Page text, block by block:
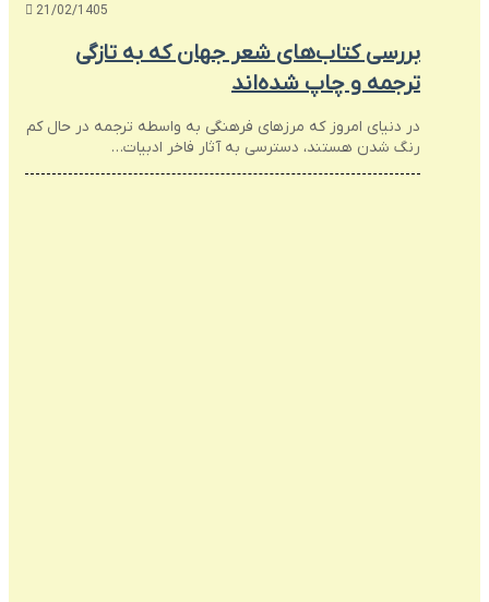
21/02/1405
بررسی کتاب‌های شعر جهان که به تازگی
ترجمه و چاپ شده‌اند
در دنیای امروز که مرزهای فرهنگی به واسطه ترجمه در حال کم
رنگ شدن هستند، دسترسی به آثار فاخر ادبیات…